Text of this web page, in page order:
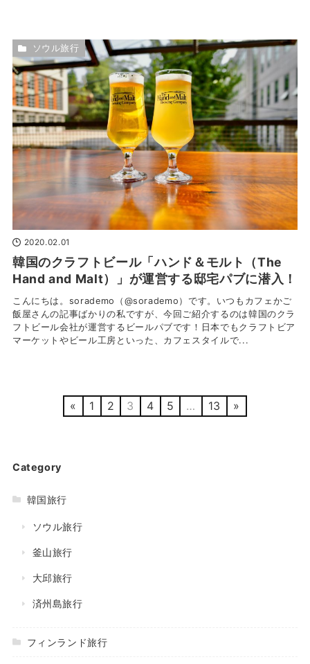
2020.02.01
韓国のクラフトビール「ハンド＆モルト（The
Hand and Malt）」が運営する邸宅パブに潜入！
こんにちは。sorademo（@sorademo）です。いつもカフェかご
飯屋さんの記事ばかりの私ですが、今回ご紹介するのは韓国のクラ
フトビール会社が運営するビールパブです！日本でもクラフトビア
マーケットやビール工房といった、カフェスタイルで...
ソウル旅行
« 1 2 3 4 5 … 13 »
Category
韓国旅行
ソウル旅行
釜山旅行
大邱旅行
済州島旅行
フィンランド旅行